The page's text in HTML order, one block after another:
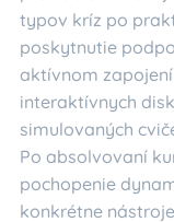
typov kríz po
poskytnutie
aktívnom
interaktívnych
simulovaných
Po absolvovaní
pochopenie
konkrétne